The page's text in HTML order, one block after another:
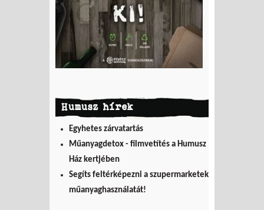
Humusz hírek
Egyhetes zárvatartás
Műanyagdetox - filmvetítés a Humusz
Ház kertjében
Segíts feltérképezni a szupermarketek
műanyaghasználatát!